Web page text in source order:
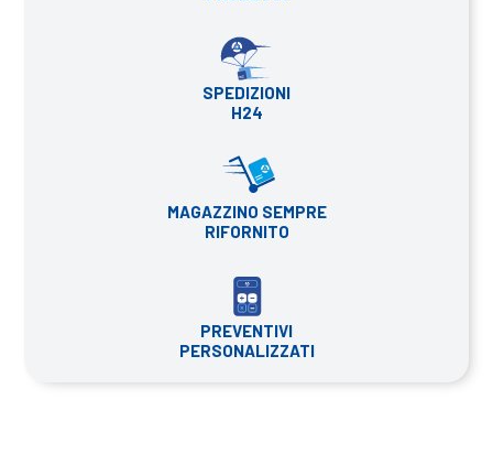
SPEDIZIONI
H24
MAGAZZINO SEMPRE
RIFORNITO
PREVENTIVI
PERSONALIZZATI